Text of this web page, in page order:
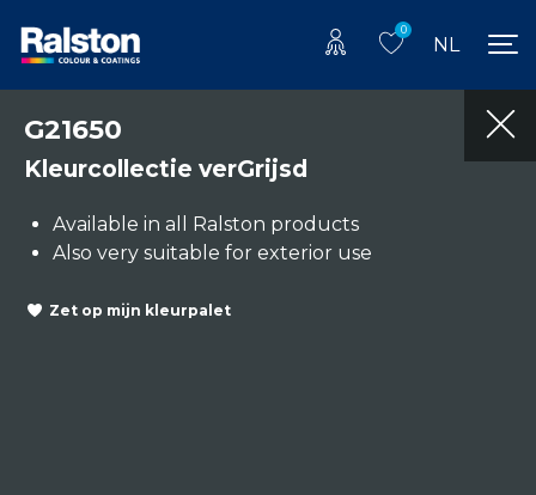
0
NL
G21650
Kleurcollectie verGrijsd
Available in all Ralston products
Also very suitable for exterior use
Zet op mijn kleurpalet